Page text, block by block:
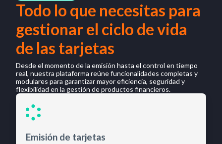
Todo lo que necesitas para
gestionar el ciclo de vida
de las tarjetas
Desde el momento de la emisión hasta el control en tiempo
real, nuestra plataforma reúne funcionalidades completas y
modulares para garantizar mayor eficiencia, seguridad y
flexibilidad en la gestión de productos financieros.
Emisión de tarjetas